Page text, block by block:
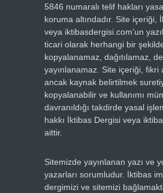
5846 numaralı telif hakları
koruma altındadır. Site içeriği,
veya iktibasdergisi.com’un
ticari olarak herhangi bir
kopyalanamaz, dağıtılamaz,
yayınlanamaz. Site içeriği, fikri
ancak kaynak belirtilmek
kopyalanabilir ve kullanımı
davranıldığı takdirde yasal
hakkı İktibas Dergisi veya
aittir.
Sitemizde yayınlanan yazı ve
yazarları sorumludur. İktibas
dergimizi ve sitemizi